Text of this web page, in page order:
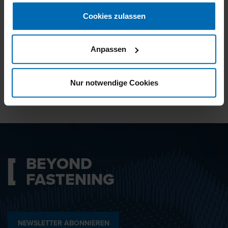
gesammelt haben.
Cookies zulassen
Anpassen
Nur notwendige Cookies
Datenschutzbestimmungen
BEYOND
FASTENING
NEWSLETTER ABONNIEREN